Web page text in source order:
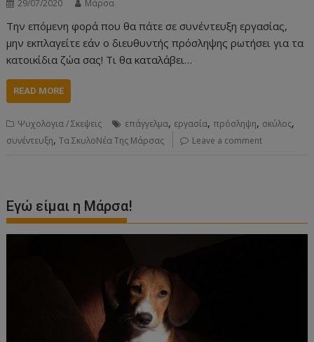
29/07/2020 Μάρσα
Την επόμενη φορά που θα πάτε σε συνέντευξη εργασίας,
μην εκπλαγείτε εάν ο διευθυντής πρόσληψης ρωτήσει για τα
κατοικίδια ζώα σας! Τι θα καταλάβει…
READ MORE
Ψυχολογια / Σκεψεις επάγγελμα, εργασία, πρόσληψη, σκύλος,
συνέντευξη,Τα ΣκυλοΝέα Της Μάρσας Leave a comment
Εγώ είμαι η Μάρσα!